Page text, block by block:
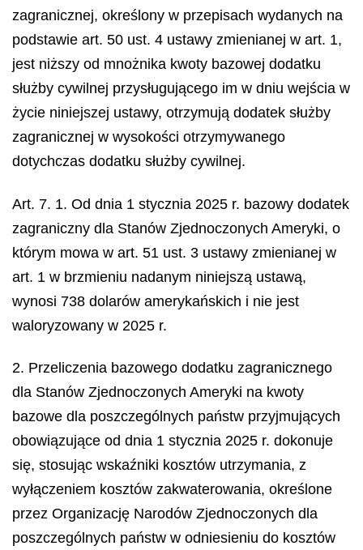
zagranicznej, określony w przepisach wydanych na
podstawie art. 50 ust. 4 ustawy zmienianej w art. 1,
jest niższy od mnożnika kwoty bazowej dodatku
służby cywilnej przysługującego im w dniu wejścia w
życie niniejszej ustawy, otrzymują dodatek służby
zagranicznej w wysokości otrzymywanego
dotychczas dodatku służby cywilnej.
Art. 7. 1. Od dnia 1 stycznia 2025 r. bazowy dodatek
zagraniczny dla Stanów Zjednoczonych Ameryki, o
którym mowa w art. 51 ust. 3 ustawy zmienianej w
art. 1 w brzmieniu nadanym niniejszą ustawą,
wynosi 738 dolarów amerykańskich i nie jest
waloryzowany w 2025 r.
2. Przeliczenia bazowego dodatku zagranicznego
dla Stanów Zjednoczonych Ameryki na kwoty
bazowe dla poszczególnych państw przyjmujących
obowiązujące od dnia 1 stycznia 2025 r. dokonuje
się, stosując wskaźniki kosztów utrzymania, z
wyłączeniem kosztów zakwaterowania, określone
przez Organizację Narodów Zjednoczonych dla
poszczególnych państw w odniesieniu do kosztów